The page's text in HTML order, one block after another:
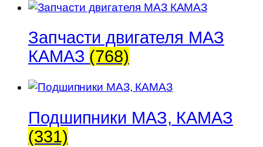
Запчасти двигателя МАЗ
КАМАЗ (768)
Подшипники МАЗ, КАМАЗ
(331)